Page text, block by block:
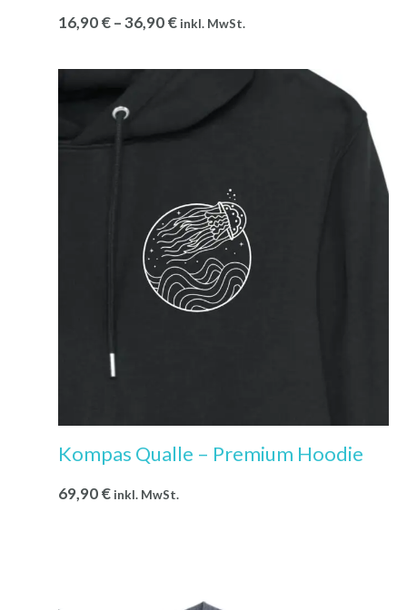
16,90€–36,90€ inkl. MwSt.
Kompas Qualle – Premium Hoodie
69,90€ inkl. MwSt.